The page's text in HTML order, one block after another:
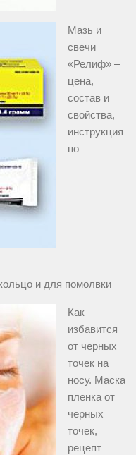
Мазь и
свечи
«Релиф» –
цена,
состав и
свойства,
инструкция
по
и для помолвки
Как
избавится
от черных
точек на
носу. Маска
пленка от
черных
точек,
рецепт